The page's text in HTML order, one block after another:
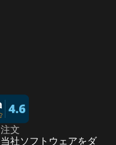
注文
当社ソフトウェアをダ